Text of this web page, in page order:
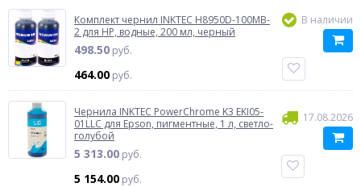
Комплект чернил INKTEC H8950D-100MB-
2 для HP, водные, 200 мл, черный
498.50 руб.
464.00 руб.
В наличии
Чернила INKTEC PowerChrome K3 EKI05-
01LLC для Epson, пигментные, 1 л, светло-
голубой
5 313.00 руб.
5 154.00 руб.
17.08.2026